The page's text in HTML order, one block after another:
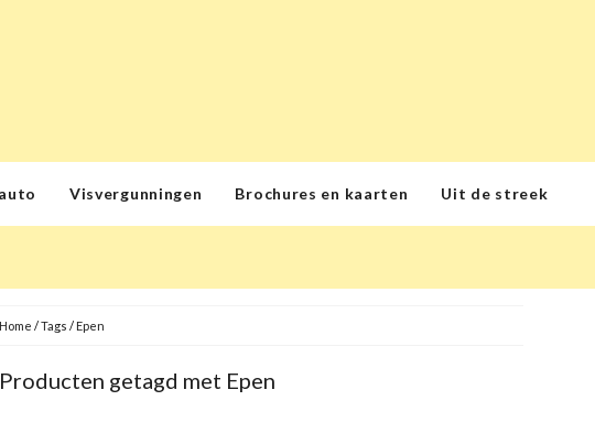
Visvergunningen Brochures en kaarten Uit de streek
Home /Tags / Epen
Producten getagd met Epen